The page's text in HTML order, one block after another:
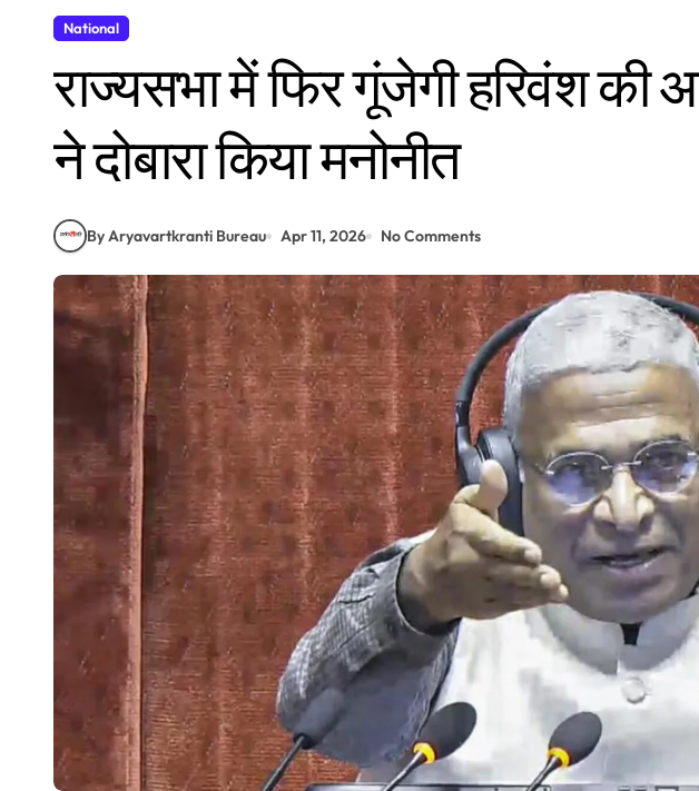
National
राज्यसभा में फिर गूंजेगी हरिवंश की
ने दोबारा किया मनोनीत
By Aryavartkranti Bureau Apr 11, 2026 No Comments